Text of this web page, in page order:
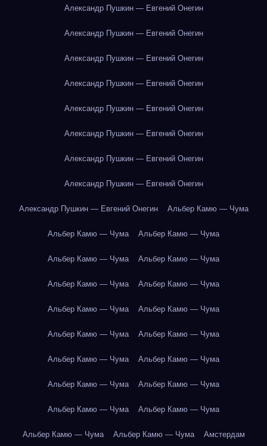
Александр Пушкин — Евгений Онегин
Александр Пушкин — Евгений Онегин
Александр Пушкин — Евгений Онегин
Александр Пушкин — Евгений Онегин
Александр Пушкин — Евгений Онегин
Александр Пушкин — Евгений Онегин
Александр Пушкин — Евгений Онегин
Александр Пушкин — Евгений Онегин
Александр Пушкин — Евгений Онегин Альбер Камю — Чума
Альбер Камю — Чума Альбер Камю — Чума
Альбер Камю — Чума Альбер Камю — Чума
Альбер Камю — Чума Альбер Камю — Чума
Альбер Камю — Чума Альбер Камю — Чума
Альбер Камю — Чума Альбер Камю — Чума
Альбер Камю — Чума Альбер Камю — Чума
Альбер Камю — Чума Альбер Камю — Чума
Альбер Камю — Чума Альбер Камю — Чума
Альбер Камю — Чума Альбер Камю — Чума Амстердам